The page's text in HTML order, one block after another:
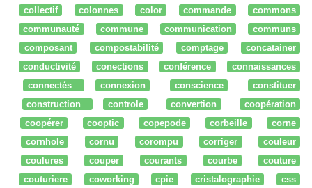
collectif
colonnes color commande
commons
communauté
commune communication
communs
composant
compostabilité comptage
concatainer
conductivité
conections conférence
connaissances
connectés
connexion conscience
constituer
construction
controle convertion
coopération
coopérer
cooptic copepode corbeille
corne
cornhole
cornu corompu corriger
couleur
coulures
couper courants courbe
couture
couturiere
coworking cpie cristalographie
css